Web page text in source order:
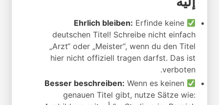
Ehrlich bleiben: Erfinde keine
deutschen Titel! Schreibe nicht einfach
„Arzt“ oder „Meister“, wenn du den Titel
hier nicht offiziell tragen darfst. Das ist
verboten.
Besser beschreiben: Wenn es keinen
genauen Titel gibt, nutze Sätze wie: